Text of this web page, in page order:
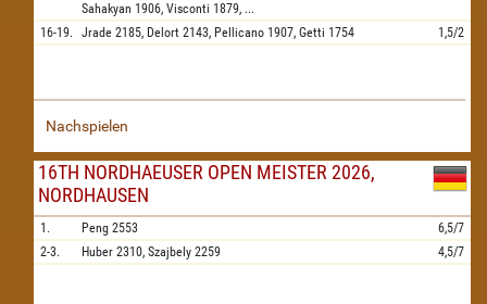
Sahakyan 1906, Visconti 1879, ...
16-19. Jrade 2185, Delort 2143, Pellicano 1907, Getti 1754 1,5/2
Nachspielen
16TH NORDHAEUSER OPEN MEISTER 2026,
NORDHAUSEN
1. Peng 2553
6,5/7
2-3.
Huber 2310, Szajbely 2259 4,5/7